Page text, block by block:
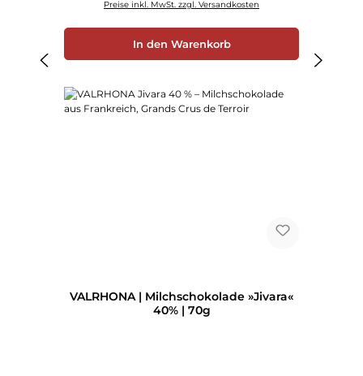
Preise inkl. MwSt. zzgl. Versandkosten
In den Warenkorb
VALRHONA | Milchschokolade »Jivara«
40% | 70g